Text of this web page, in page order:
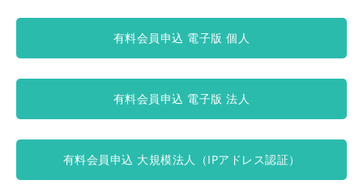
有料会員申込 電子版 個人
有料会員申込 電子版 法人
有料会員申込 大規模法人（IPアドレス認証）